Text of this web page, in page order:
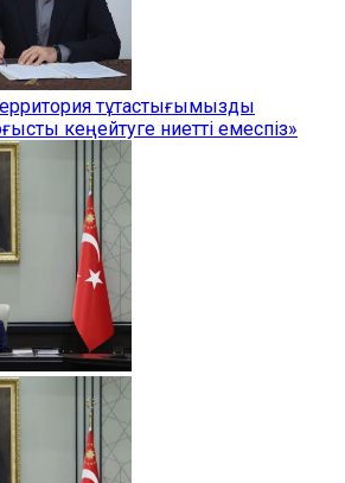
тұтастығымызды
кеңейтуге ниетті емеспіз»